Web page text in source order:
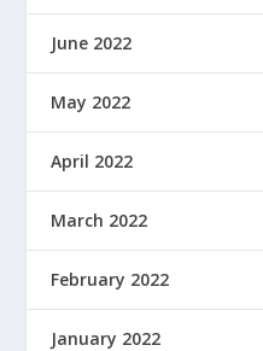
June 2022
May 2022
April 2022
March 2022
February 2022
January 2022